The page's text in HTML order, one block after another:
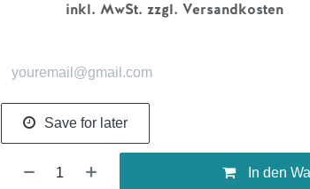
inkl. MwSt. zzgl. Versandkosten
Save for later
In den